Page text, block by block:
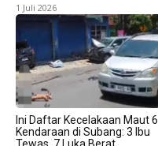
1 Juli 2026
Ini Daftar Kecelakaan Maut 6
Kendaraan di Subang: 3 Ibu